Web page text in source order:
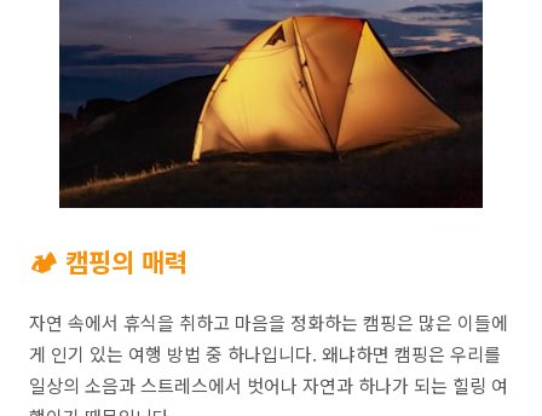
🏕️ 캠핑의 매력
자연 속에서 휴식을 취하고 마음을 정화하는 캠핑은 많은 이들에
게 인기 있는 여행 방법 중 하나입니다. 왜냐하면 캠핑은 우리를
일상의 소음과 스트레스에서 벗어나 자연과 하나가 되는 힐링 여